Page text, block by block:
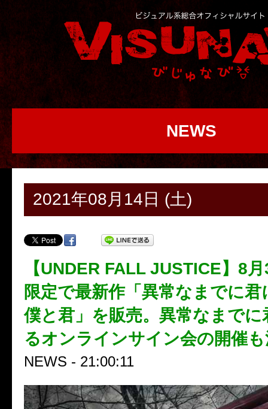
NEWS
2021年08月14日 (土)
【UNDER FALL JUSTICE】8
限定で最新作「異常なまでに君
僕と君」を販売。異常なまでに
るオンラインサイン会の開催
NEWS - 21:00:11